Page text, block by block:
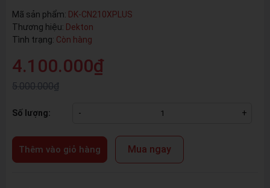
Mã sản phẩm: DK-CN210XPLUS
Thương hiệu: Dekton
Tình trạng: Còn hàng
4.100.000₫
5.000.000₫
Số lượng: - +
Thêm vào giỏ hàng Mua ngay